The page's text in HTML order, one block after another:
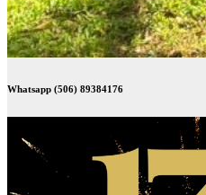
Whatsapp (506) 89384176